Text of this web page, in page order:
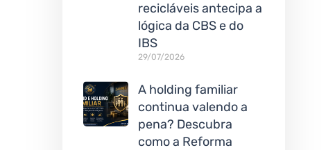
recicláveis antecipa a
lógica da CBS e do
IBS
29/07/2026
A holding familiar
continua valendo a
pena? Descubra
como a Reforma